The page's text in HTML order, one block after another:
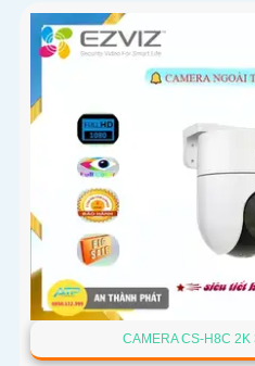
CAMERA CS-H8C 2K